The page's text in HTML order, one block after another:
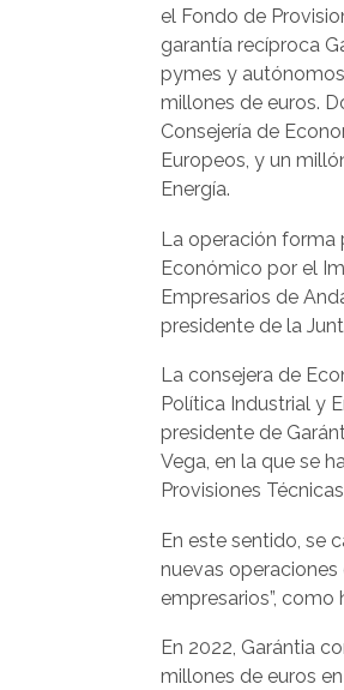
el Fondo de
garantía recíproca
pymes y
millones de euros.
Consejería de
Europeos, y un
Energía.
La operación forma
Económico por el
Empresarios de
presidente de la
La consejera de
Política Industrial y
presidente de
Vega, en la que se
Provisiones
En este sentido, se
nuevas
empresarios”,
En 2022, Garántia
millones de euros